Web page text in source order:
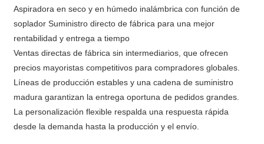
Aspiradora en seco y en húmedo inalámbrica con función de
soplador Suministro directo de fábrica para una mejor
rentabilidad y entrega a tiempo
Ventas directas de fábrica sin intermediarios, que ofrecen
precios mayoristas competitivos para compradores globales.
Líneas de producción estables y una cadena de suministro
madura garantizan la entrega oportuna de pedidos grandes.
La personalización flexible respalda una respuesta rápida
desde la demanda hasta la producción y el envío.